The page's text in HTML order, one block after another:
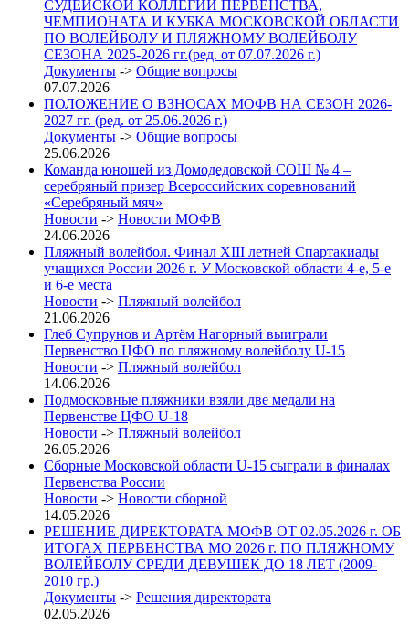
СУДЕЙСКОЙ КОЛЛЕГИИ ПЕРВЕНСТВА,
ЧЕМПИОНАТА И КУБКА МОСКОВСКОЙ ОБЛАСТИ
ПО ВОЛЕЙБОЛУ И ПЛЯЖНОМУ ВОЛЕЙБОЛУ
СЕЗОНА 2025-2026 гг.(ред. от 07.07.2026 г.)
Документы -> Общие вопросы
07.07.2026
ПОЛОЖЕНИЕ О ВЗНОСАХ МОФВ НА СЕЗОН 2026-
2027 гг. (ред. от 25.06.2026 г.)
Документы -> Общие вопросы
25.06.2026
Команда юношей из Домодедовской СОШ № 4 –
серебряный призер Всероссийских соревнований
«Серебряный мяч»
Новости -> Новости МОФВ
24.06.2026
Пляжный волейбол. Финал XIII летней Спартакиады
учащихся России 2026 г. У Московской области 4-е, 5-е
и 6-е места
Новости -> Пляжный волейбол
21.06.2026
Глеб Супрунов и Артём Нагорный выиграли
Первенство ЦФО по пляжному волейболу U-15
Новости -> Пляжный волейбол
14.06.2026
Подмосковные пляжники взяли две медали на
Первенстве ЦФО U-18
Новости -> Пляжный волейбол
26.05.2026
Сборные Московской области U-15 сыграли в финалах
Первенства России
Новости -> Новости сборной
14.05.2026
РЕШЕНИЕ ДИРЕКТОРАТА МОФВ ОТ 02.05.2026 г. ОБ
ИТОГАХ ПЕРВЕНСТВА МО 2026 г. ПО ПЛЯЖНОМУ
ВОЛЕЙБОЛУ СРЕДИ ДЕВУШЕК ДО 18 ЛЕТ (2009-
2010 гр.)
Документы -> Решения директората
02.05.2026